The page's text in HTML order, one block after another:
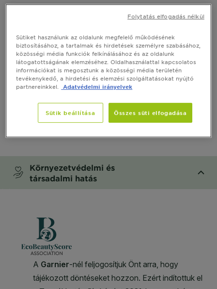
CLOSE SUBPANEL
CLOSE SUBPANEL
Termékbiztonság
Összetevők
Környezetvédelmi és
társadalmi hatás
Sütiket használunk az oldalunk megfelelő működésének
biztosításához, a tartalmak és hirdetések személyre szabásához,
közösségi média funkciók felkínálásához és az oldalunk
látogatottságának elemzéséhez. Oldalhasználattal kapcsolatos
információkat is megosztunk a közösségi média területén
tevékenykedő, a hirdetési és elemzési szolgáltatásokat nyújtó
partnereinkkel.
Adatvédelmi irányelvek
Sütik beállítása Összes süti elfogadása
Folytatás elfogadás nélkül